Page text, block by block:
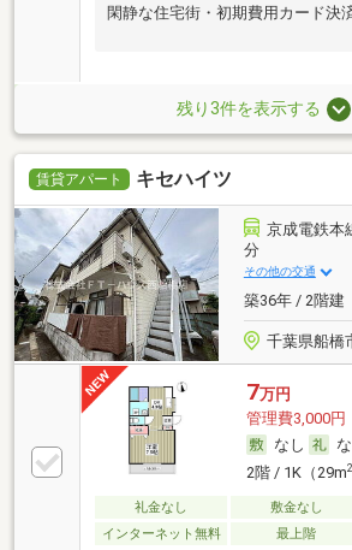
閑静な住宅街・初期費用カード決
残り3件を表示する
賃貸アパート キセハイツ
京成電鉄本
分
その他の交通
築36年 / 2階建
千葉県船橋
7万円
管理費3,000円
なし
2階 / 1K（29m2
礼金なし 敷金なし
インターネット無料
最上階